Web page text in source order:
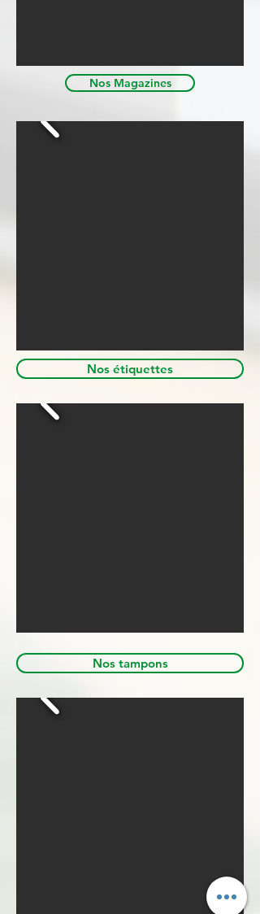
Nos Magazines
Nos étiquettes
Nos tampons